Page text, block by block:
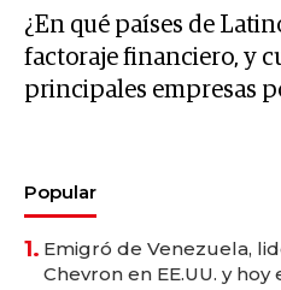
¿En qué países de
factoraje financiero, y
principales empresas
Popular
1. Emigró de Venezuela,
Chevron en EE.UU. y